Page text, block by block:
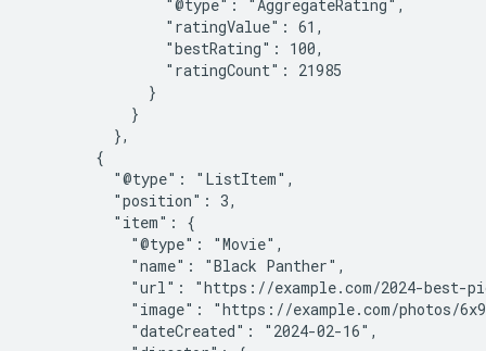
                "@type": "AggregateRating",
                "ratingValue": 61,
                "bestRating": 100,
                "ratingCount": 21985
              }
            }
          },
        {
          "@type": "ListItem",
          "position": 3,
          "item": {
            "@type": "Movie",
            "name": "Black Panther",
"url": "https://example.com/2024-best-
"image": "https://example.com/photos/
            "dateCreated": "2024-02-16",